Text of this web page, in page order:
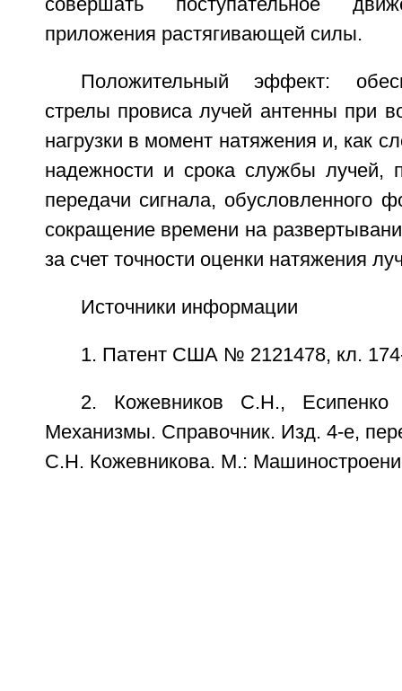
совершать поступательное
приложения растягивающей силы.
Положительный эффект:
стрелы провиса лучей антенны при
нагрузки в момент натяжения и, как
надежности и срока службы лучей,
передачи сигнала, обусловленного
сокращение времени на
за счет точности оценки натяжения
Источники информации
1. Патент США № 2121478, кл.
2. Кожевников С.Н.,
Механизмы. Справочник. Изд. 4-е,
С.Н. Кожевникова. М.: